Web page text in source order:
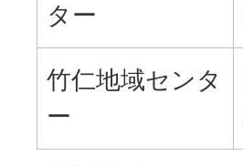
ター
竹仁地域センタ
ー